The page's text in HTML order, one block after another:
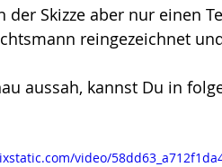
der Skizze aber nur einen
reingezeichnet
aussah, kannst Du in
video/